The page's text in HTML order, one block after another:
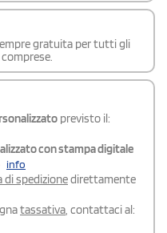
gratuita per tutti gli
previsto il:
con stampa digitale
info
di spedizionedirettamente
tassativa, contattaci al: